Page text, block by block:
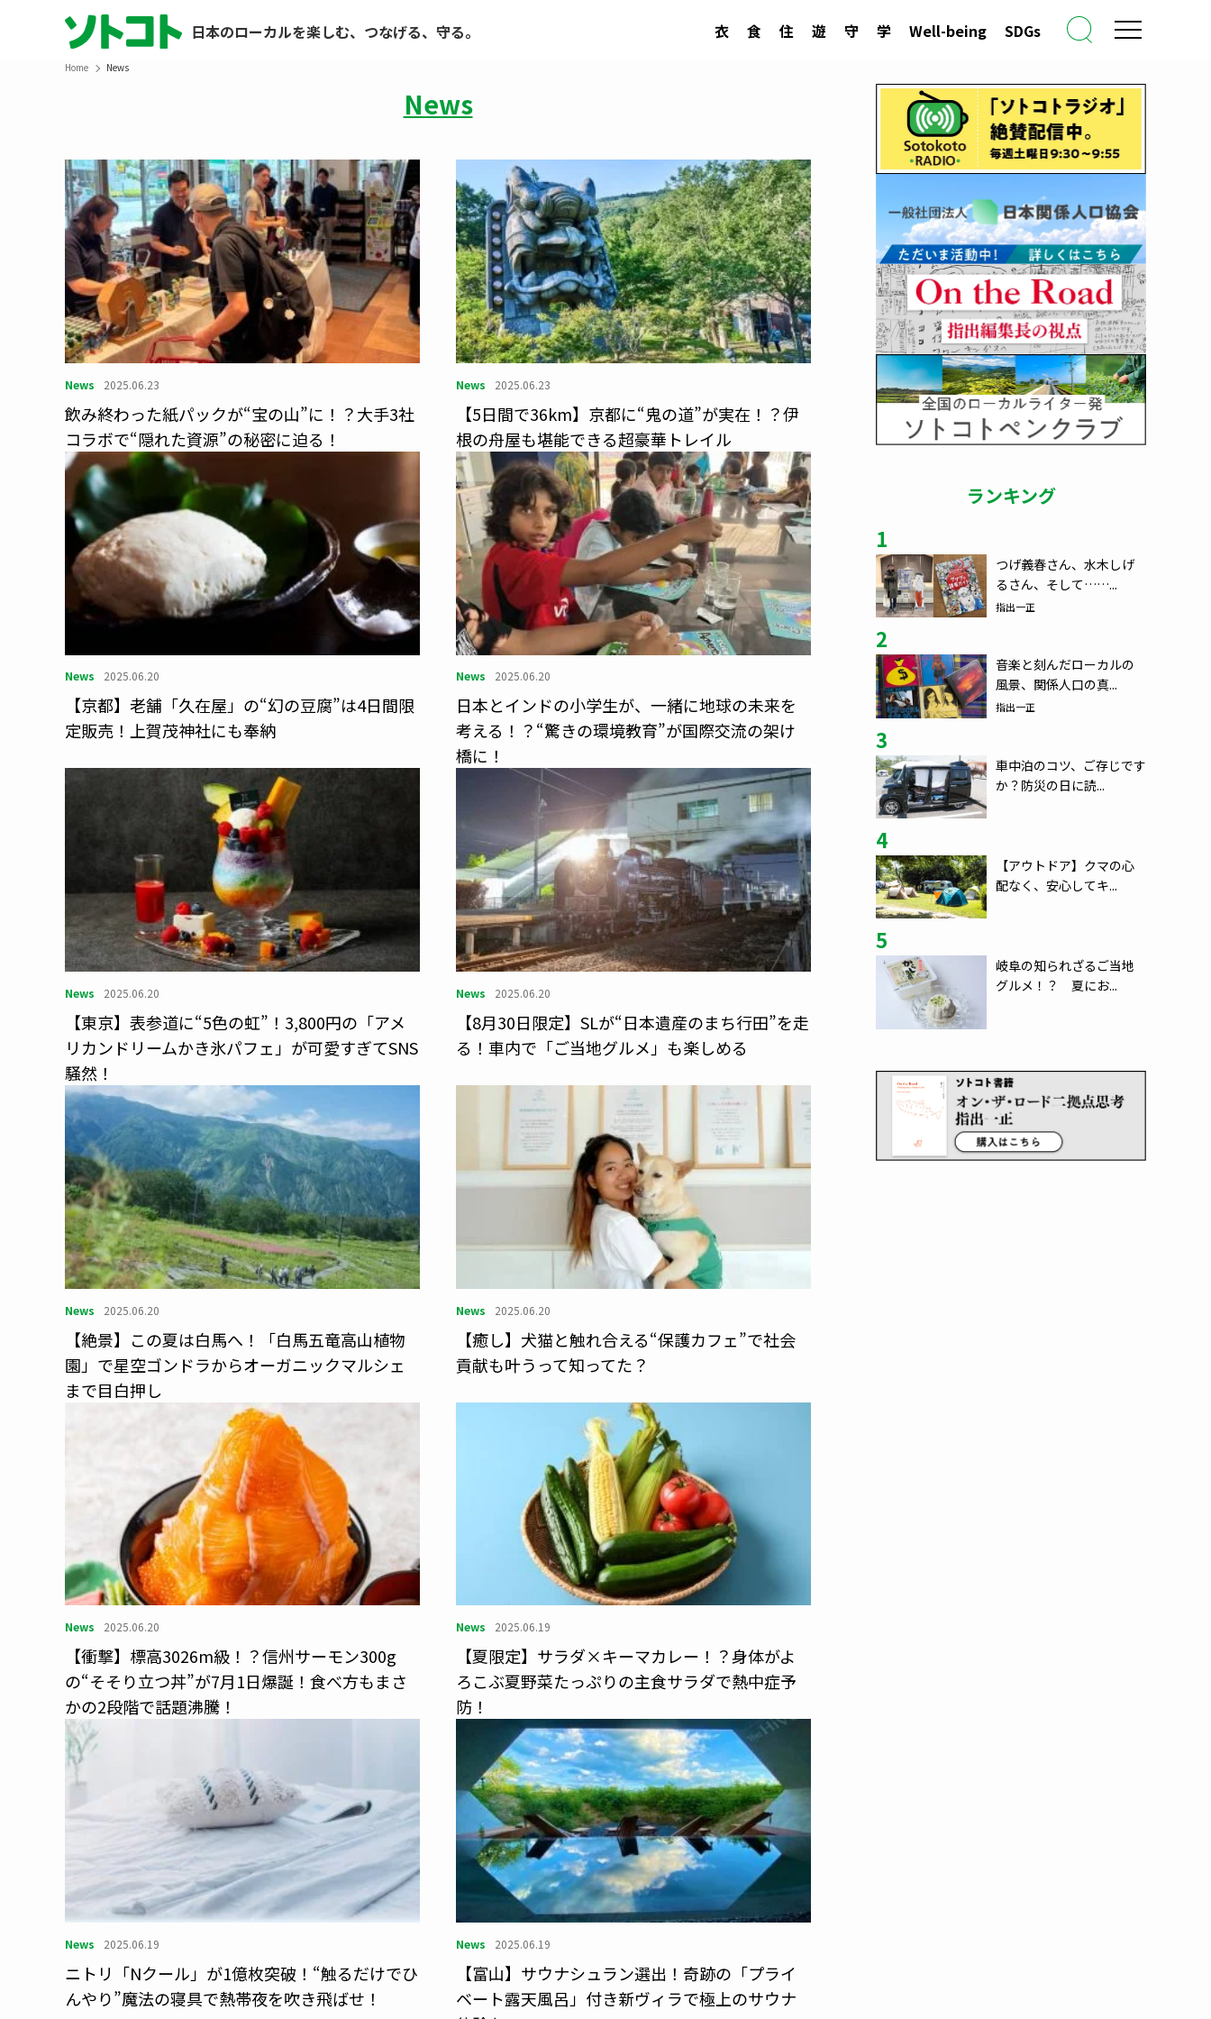
日本のローカルを楽しむ、つなげる、守る。 衣 食 住 遊 守 学 Well-being SDGs
Home News
News
News 2025.06.23
飲み終わった紙パックが“宝の山”に！？大手3社
コラボで“隠れた資源”の秘密に迫る！
News 2025.06.23
【5日間で36km】京都に“鬼の道”が実在！？伊
根の舟屋も堪能できる超豪華トレイル
News 2025.06.20
【京都】老舗「久在屋」の“幻の豆腐”は4日間限
定販売！上賀茂神社にも奉納
News 2025.06.20
日本とインドの小学生が、一緒に地球の未来を
考える！？“驚きの環境教育”が国際交流の架け
橋に！
News 2025.06.20
【東京】表参道に“5色の虹”！3,800円の「アメ
リカンドリームかき氷パフェ」が可愛すぎてSNS
騒然！
News 2025.06.20
【8月30日限定】SLが“日本遺産のまち行田”を走
る！車内で「ご当地グルメ」も楽しめる
News 2025.06.20
【絶景】この夏は白馬へ！「白馬五竜高山植物
園」で星空ゴンドラからオーガニックマルシェ
まで目白押し
News 2025.06.20
【癒し】犬猫と触れ合える“保護カフェ”で社会
貢献も叶うって知ってた？
News 2025.06.20
【衝撃】標高3026m級！？信州サーモン300g
の“そそり立つ丼”が7月1日爆誕！食べ方もまさ
かの2段階で話題沸騰！
News 2025.06.19
【夏限定】サラダ×キーマカレー！？身体がよ
ろこぶ夏野菜たっぷりの主食サラダで熱中症予
防！
News 2025.06.19
ニトリ「Nクール」が1億枚突破！“触るだけでひ
んやり”魔法の寝具で熱帯夜を吹き飛ばせ！
News 2025.06.19
【富山】サウナシュラン選出！奇跡の「プライ
ベート露天風呂」付き新ヴィラで極上のサウナ
ランキング
1
つげ義春さん、水木しげ
るさん、そして……...
指出一正
2
音楽と刻んだローカルの
風景、関係人口の真...
指出一正
3
車中泊のコツ、ご存じです
か？防災の日に読...
4
【アウトドア】クマの心
配なく、安心してキ...
5
岐阜の知られざるご当地
グルメ！？ 夏にお...